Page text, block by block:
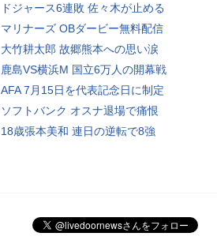
ドジャース6連敗 佐々木が止める
マリナーズ OBダービー無料配信
大竹耕太郎 故郷熊本への思い涙
鹿島VS横浜M 国立6万人の開幕戦
AFA 7月15日を代表記念日に制定
ソフトバンク オスナ退場で痛恨
18歳張本美和 連日の逆転で8強